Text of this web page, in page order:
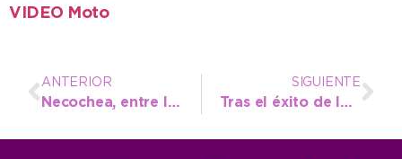
VIDEO Moto
ANTERIOR
Necochea, entre los destinos seleccionados para una capacitación internacional en Turismo Inteligente
SIGUIENTE
Tras el éxito de las ediciones anteriores, llega una nueva Expo de Emprendedores de Vacaciones de Invierno